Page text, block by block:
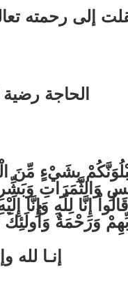
إلى رحمته تعالى
الحاجة
بِشَيْءٍ مِّنَ
وَرَحْمَةٌ وَأُولَئِكَ هُمُ
إنـا لله